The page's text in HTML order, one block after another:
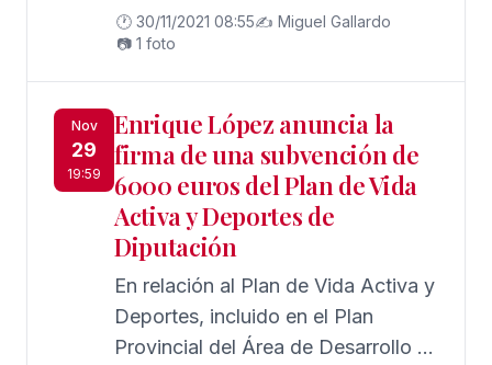
España en blanco y negro de la
Dictadura.
🕐 30/11/2021 08:55✍️ Miguel Gallardo
📷 1 foto
Nov
29
19:59
Enrique López anuncia la
firma de una subvención de
6000 euros del Plan de Vida
Activa y Deportes de
Diputación
En relación al Plan de Vida Activa y
Deportes, incluido en el Plan
Provincial del Área de Desarrollo a